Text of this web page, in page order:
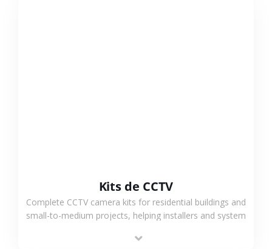
Kits de CCTV
Complete CCTV camera kits for residential buildings and
small-to-medium projects, helping installers and system
time.